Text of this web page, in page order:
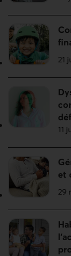
21
11
et
29